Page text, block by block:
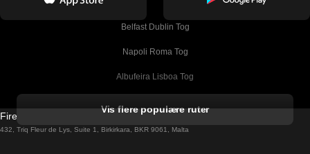
Belfast Dublin Tog
Napoli Roma Tog
Albufeira Lisboa Tog
Barcelona Madrid Tog
Vis flere populære ruter
Firebird GT Limited (OC 1451)
432, Triq Fleur de Lys, Suite 1, Birkirkara, BKR 9061, Malta